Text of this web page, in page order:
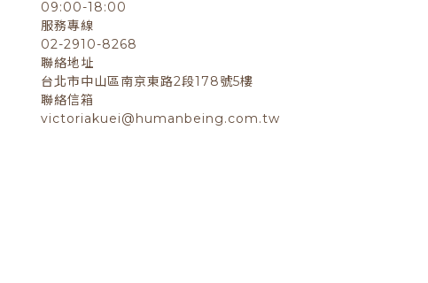
09:00-18:00
服務專線
02-2910-8268
聯絡地址
台北市中山區南京東路2段178號5樓
聯絡信箱
victoriakuei@humanbeing.com.tw